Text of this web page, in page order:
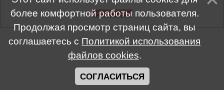
КОНТРОЛИРУЕМОГО ЛИЦА
более комфортной работы пользователя.
Продолжая просмотр страниц сайта, вы
соглашаетесь с Политикой использования
файлов cookies.
СОГЛАСИТЬСЯ